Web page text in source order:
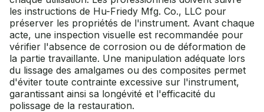
les instructions de Hu-Friedy Mfg. Co., LLC pour
préserver les propriétés de l'instrument. Avant chaque
acte, une inspection visuelle est recommandée pour
vérifier l'absence de corrosion ou de déformation de
la partie travaillante. Une manipulation adéquate lors
du lissage des amalgames ou des composites permet
d'éviter toute contrainte excessive sur l'instrument,
garantissant ainsi sa longévité et l'efficacité du
polissage de la restauration.